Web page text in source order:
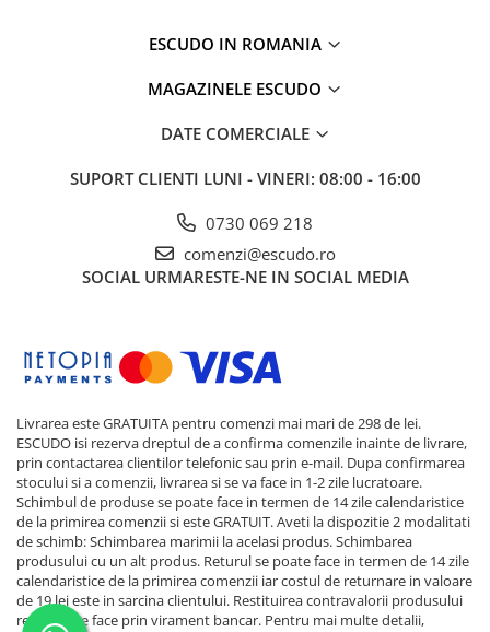
ESCUDO IN ROMANIA
MAGAZINELE ESCUDO
DATE COMERCIALE
SUPORT CLIENTI LUNI - VINERI: 08:00 - 16:00
0730 069 218
comenzi@escudo.ro
SOCIAL URMARESTE-NE IN SOCIAL MEDIA
Livrarea este GRATUITA pentru comenzi mai mari de 298 de lei.
ESCUDO isi rezerva dreptul de a confirma comenzile inainte de livrare,
prin contactarea clientilor telefonic sau prin e-mail. Dupa confirmarea
stocului si a comenzii, livrarea si se va face in 1-2 zile lucratoare.
Schimbul de produse se poate face in termen de 14 zile calendaristice
de la primirea comenzii si este GRATUIT. Aveti la dispozitie 2 modalitati
de schimb: Schimbarea marimii la acelasi produs. Schimbarea
produsului cu un alt produs. Returul se poate face in termen de 14 zile
calendaristice de la primirea comenzii iar costul de returnare in valoare
de 19 lei este in sarcina clientului. Restituirea contravalorii produsului
returnat se face prin virament bancar. Pentru mai multe detalii,